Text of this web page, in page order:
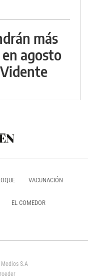
más
agosto
VACUNACIÓN
EL COMEDOR
S.A